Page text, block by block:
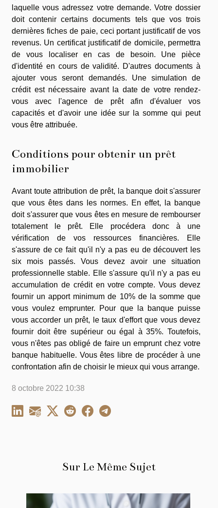
laquelle vous adressez votre demande. Votre dossier
doit contenir certains documents tels que vos trois
dernières fiches de paie, ceci portant justificatif de vos
revenus. Un certificat justificatif de domicile, permettra
de vous localiser en cas de besoin. Une pièce
d'identité en cours de validité. D'autres documents à
ajouter vous seront demandés. Une simulation de
crédit est nécessaire avant la date de votre rendez-
vous avec l'agence de prêt afin d'évaluer vos
capacités et d'avoir une idée sur la somme qui peut
vous être attribuée.
Conditions pour obtenir un prêt
immobilier
Avant toute attribution de prêt, la banque doit s'assurer
que vous êtes dans les normes. En effet, la banque
doit s'assurer que vous êtes en mesure de rembourser
totalement le prêt. Elle procédera donc à une
vérification de vos ressources financières. Elle
s'assure de ce fait qu'il n'y a pas eu de découvert les
six mois passés. Vous devez avoir une situation
professionnelle stable. Elle s'assure qu'il n'y a pas eu
accumulation de crédit en votre compte. Vous devez
fournir un apport minimum de 10% de la somme que
vous voulez emprunter. Pour que la banque puisse
vous accorder un prêt, le taux d'effort que vous devez
fournir doit être supérieur ou égal à 35%. Toutefois,
vous n'êtes pas obligé de faire un emprunt chez votre
banque habituelle. Vous êtes libre de procéder à une
confrontation afin de choisir le mieux qui vous arrange.
8 octobre 2022 10:38
Sur Le Même Sujet